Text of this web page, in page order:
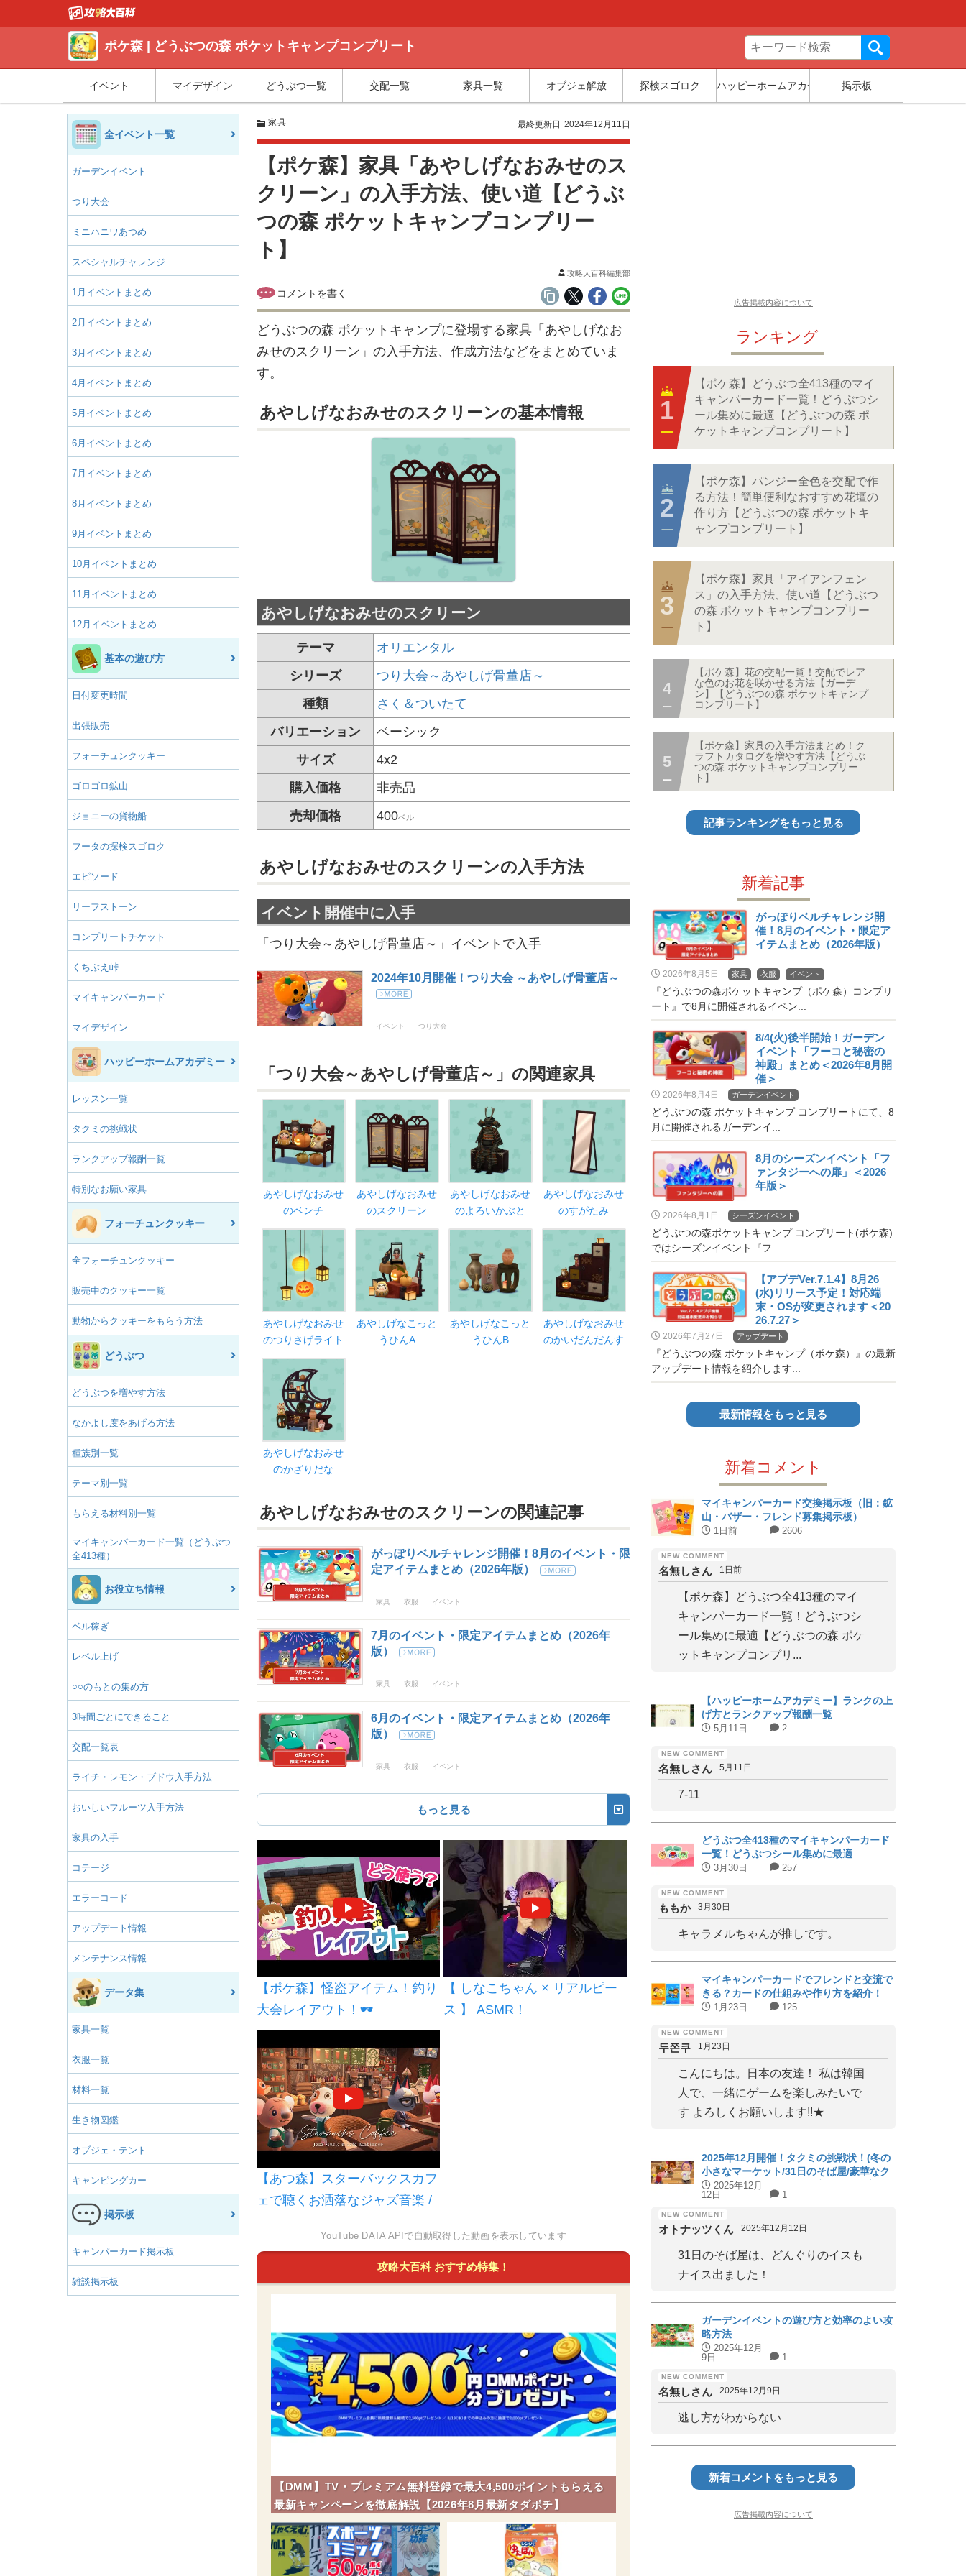
ポケ森 | どうぶつの森 ポケットキャンプコンプリート
イベント マイデザイン どうぶつ一覧 交配一覧 家具一覧 オブジェ解放 探検スゴロク ハッピーホームアカデミー 掲示板
全イベント一覧
ガーデンイベント
つり大会
ミニハニワあつめ
スペシャルチャレンジ
1月イベントまとめ
2月イベントまとめ
3月イベントまとめ
4月イベントまとめ
5月イベントまとめ
6月イベントまとめ
7月イベントまとめ
8月イベントまとめ
9月イベントまとめ
10月イベントまとめ
11月イベントまとめ
12月イベントまとめ
基本の遊び方
日付変更時間
出張販売
フォーチュンクッキー
ゴロゴロ鉱山
ジョニーの貨物船
フータの探検スゴロク
エピソード
リーフストーン
コンプリートチケット
くちぶえ峠
マイキャンパーカード
マイデザイン
ハッピーホームアカデミー
レッスン一覧
タクミの挑戦状
ランクアップ報酬一覧
特別なお願い家具
フォーチュンクッキー
全フォーチュンクッキー
販売中のクッキー一覧
動物からクッキーをもらう方法
どうぶつ
どうぶつを増やす方法
なかよし度をあげる方法
種族別一覧
テーマ別一覧
もらえる材料別一覧
マイキャンパーカード一覧（どうぶつ
全413種）
お役立ち情報
ベル稼ぎ
レベル上げ
○○のもとの集め方
3時間ごとにできること
交配一覧表
ライチ・レモン・ブドウ入手方法
おいしいフルーツ入手方法
家具の入手
コテージ
エラーコード
アップデート情報
メンテナンス情報
データ集
家具一覧
衣服一覧
材料一覧
生き物図鑑
オブジェ・テント
キャンピングカー
掲示板
キャンパーカード掲示板
雑談掲示板
家具 最終更新日 2024年12月11日
【ポケ森】家具「あやしげなおみせのス
クリーン」の入手方法、使い道【どうぶ
つの森 ポケットキャンプコンプリー
ト】
攻略大百科編集部
どうぶつの森 ポケットキャンプに登場する家具「あやしげなお
みせのスクリーン」の入手方法、作成方法などをまとめていま
す。
あやしげなおみせのスクリーンの基本情報
あやしげなおみせのスクリーン
テーマ
オリエンタル
シリーズ
つり大会～あやしげ骨董店～
種類
さく＆ついたて
バリエーション
ベーシック
サイズ
4x2
購入価格
非売品
売却価格
400ベル
あやしげなおみせのスクリーンの入手方法
イベント開催中に入手
「つり大会～あやしげ骨董店～」イベントで入手
2024年10月開催！つり大会 ～あやしげ骨董店～
イベント つり大会
「つり大会～あやしげ骨董店～」の関連家具
あやしげなおみせ
のベンチ
あやしげなおみせ
のスクリーン
あやしげなおみせ
のよろいかぶと
あやしげなおみせ
のすがたみ
あやしげなおみせ
のつりさげライト
あやしげなこっと
うひんA
あやしげなこっと
うひんB
あやしげなおみせ
のかいだんだんす
あやしげなおみせ
のかざりだな
あやしげなおみせのスクリーンの関連記事
がっぽりベルチャレンジ開催！8月のイベント・限
定アイテムまとめ（2026年版）
家具 衣服 イベント
7月のイベント・限定アイテムまとめ（2026年
版）
家具 衣服 イベント
6月のイベント・限定アイテムまとめ（2026年
版）
家具 衣服 イベント
もっと見る
【ポケ森】怪盗アイテム！釣り
大会レイアウト！🕶
【 しなこちゃん × リアルピー
ス 】 ASMR！
【あつ森】スターバックスカフ
ェで聴くお洒落なジャズ音楽 /
２hour [ 話し声 /
YouTube DATA APIで自動取得した動画を表示しています
攻略大百科 おすすめ特集！
【DMM】TV・プレミアム無料登録で最大4,500ポイントもらえる
最新キャンペーンを徹底解説【2026年8月最新タダポチ】
広告掲載内容について
ランキング
【ポケ森】どうぶつ全413種のマイ
キャンパーカード一覧！どうぶつシ
ール集めに最適【どうぶつの森 ポ
ケットキャンプコンプリート】
【ポケ森】パンジー全色を交配で作
る方法！簡単便利なおすすめ花壇の
作り方【どうぶつの森 ポケットキ
ャンプコンプリート】
【ポケ森】家具「アイアンフェン
ス」の入手方法、使い道【どうぶつ
の森 ポケットキャンプコンプリー
ト】
【ポケ森】花の交配一覧！交配でレア
な色のお花を咲かせる方法【ガーデ
ン】【どうぶつの森 ポケットキャンプ
コンプリート】
【ポケ森】家具の入手方法まとめ！ク
ラフトカタログを増やす方法【どうぶ
つの森 ポケットキャンプコンプリー
ト】
記事ランキングをもっと見る
新着記事
がっぽりベルチャレンジ開
催！8月のイベント・限定ア
イテムまとめ（2026年版）
2026年8月5日 家具 衣服 イベント
『どうぶつの森ポケットキャンプ（ポケ森）コンプリ
ート』で8月に開催されるイベン...
8/4(火)後半開始！ガーデン
イベント「フーコと秘密の
神殿」まとめ＜2026年8月開
催＞
2026年8月4日 ガーデンイベント
どうぶつの森 ポケットキャンプ コンプリートにて、8
月に開催されるガーデンイ...
8月のシーズンイベント「フ
ァンタジーへの扉」＜2026
年版＞
2026年8月1日 シーズンイベント
どうぶつの森ポケットキャンプ コンプリート(ポケ森)
ではシーズンイベント『フ...
【アプデVer.7.1.4】8月26
(水)リリース予定！対応端
末・OSが変更されます＜20
26.7.27＞
2026年7月27日 アップデート
『どうぶつの森 ポケットキャンプ（ポケ森）』の最新
アップデート情報を紹介します...
最新情報をもっと見る
新着コメント
マイキャンパーカード交換掲示板（旧：鉱
山・バザー・フレンド募集掲示板）
1日前 2606
名無しさん 1日前
【ポケ森】どうぶつ全413種のマイ
キャンパーカード一覧！どうぶつシ
ール集めに最適【どうぶつの森 ポケ
ットキャンプコンプリ...
【ハッピーホームアカデミー】ランクの上
げ方とランクアップ報酬一覧
5月11日 2
名無しさん 5月11日
7-11
どうぶつ全413種のマイキャンパーカード
一覧！どうぶつシール集めに最適
3月30日 257
ももか 3月30日
キャラメルちゃんが推しです。
マイキャンパーカードでフレンドと交流で
きる？カードの仕組みや作り方を紹介！
1月23日 125
두쫀쿠 1月23日
こんにちは。日本の友達！ 私は韓国
人で、一緒にゲームを楽しみたいで
す よろしくお願いします!!★
2025年12月開催！タクミの挑戦状！(冬の
小さなマーケット/31日のそば屋/豪華なク
リスマス会)パーフェクト家具と代用家具
を紹介！【ハッピーホームアカデミー】
2025年12月
12日
1
オトナッツくん 2025年12月12日
31日のそば屋は、どんぐりのイスも
ナイス出ました！
ガーデンイベントの遊び方と効率のよい攻
略方法
2025年12月
9日
1
名無しさん 2025年12月9日
逃し方がわからない
新着コメントをもっと見る
広告掲載内容について